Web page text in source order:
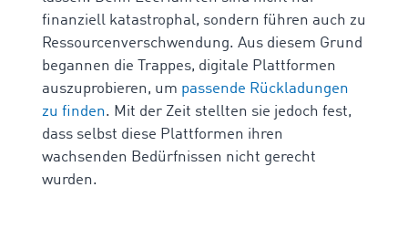
finanziell katastrophal, sondern führen auch zu
Ressourcenverschwendung. Aus diesem Grund
begannen die Trappes, digitale Plattformen
auszuprobieren, um passende Rückladungen
zu finden. Mit der Zeit stellten sie jedoch fest,
dass selbst diese Plattformen ihren
wachsenden Bedürfnissen nicht gerecht
wurden.